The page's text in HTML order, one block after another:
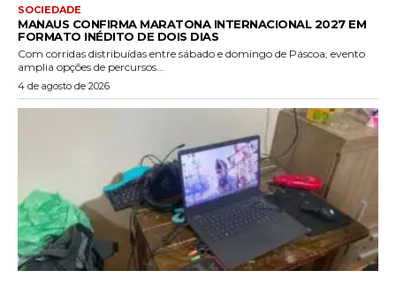
SOCIEDADE
MANAUS CONFIRMA MARATONA INTERNACIONAL 2027 EM
FORMATO INÉDITO DE DOIS DIAS
Com corridas distribuídas entre sábado e domingo de Páscoa, evento
amplia opções de percursos...
4 de agosto de 2026